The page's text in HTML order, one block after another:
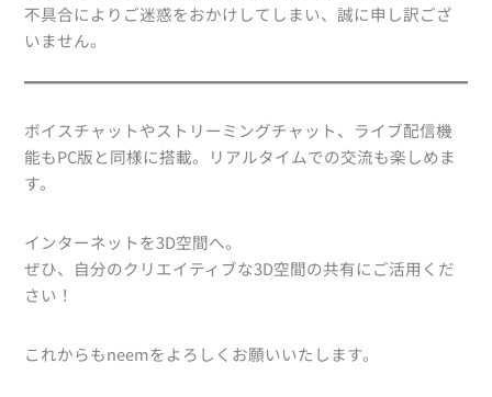
不具合によりご迷惑をおかけしてしまい、誠に申し訳ござ
いません。
ボイスチャットやストリーミングチャット、ライブ配信機
能もPC版と同様に搭載。リアルタイムでの交流も楽しめま
す。
インターネットを3D空間へ。
ぜひ、自分のクリエイティブな3D空間の共有にご活用くだ
さい！
これからもneemをよろしくお願いいたします。